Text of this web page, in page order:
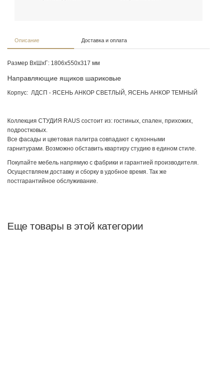
Описание Доставка и оплата
Размер ВхШхГ: 1806х550х317 мм
Направляющие ящиков шариковые
Корпус: ЛДСП - ЯСЕНЬ АНКОР СВЕТЛЫЙ, ЯСЕНЬ АНКОР ТЕМНЫЙ
Коллекция СТУДИЯ RAUS состоит из: гостиных, спален, прихожих,
подростковых.
Все фасады и цветовая палитра совпадают с кухонными
гарнитурами. Возможно обставить квартиру студию в едином стиле.
Покупайте мебель напрямую с фабрики и гарантией производителя.
Осуществляем доставку и сборку в удобное время. Так же
постгарантийное обслуживание.
Еще товары в этой категории